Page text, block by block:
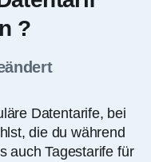
?
Datentarife, bei
die du während
auch Tagestarife für